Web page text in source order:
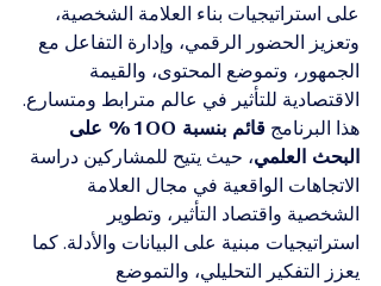
على استراتيجيات بناء العلامة الشخصية،
وتعزيز الحضور الرقمي، وإدارة التفاعل مع
الجمهور، وتموضع المحتوى، والقيمة
الاقتصادية للتأثير في عالم مترابط ومتسارع.
هذا البرنامج
قائم بنسبة 100% على
البحث العلمي، حيث يتيح للمشاركين دراسة
الاتجاهات الواقعية في مجال العلامة
الشخصية واقتصاد التأثير، وتطوير
استراتيجيات مبنية على البيانات والأدلة. كما
يعزز التفكير التحليلي، والتموضع